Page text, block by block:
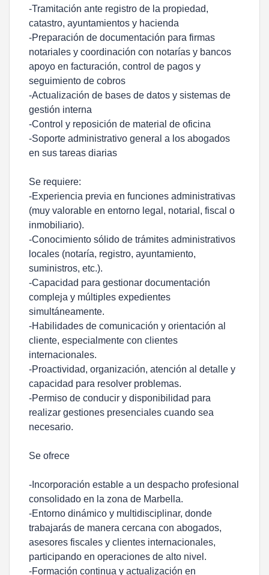
-Tramitación ante registro de la propiedad,
catastro, ayuntamientos y hacienda
-Preparación de documentación para firmas
notariales y coordinación con notarías y bancos
apoyo en facturación, control de pagos y
seguimiento de cobros
-Actualización de bases de datos y sistemas de
gestión interna
-Control y reposición de material de oficina
-Soporte administrativo general a los abogados
en sus tareas diarias
Se requiere:
-Experiencia previa en funciones administrativas
(muy valorable en entorno legal, notarial, fiscal o
inmobiliario).
-Conocimiento sólido de trámites administrativos
locales (notaría, registro, ayuntamiento,
suministros, etc.).
-Capacidad para gestionar documentación
compleja y múltiples expedientes
simultáneamente.
-Habilidades de comunicación y orientación al
cliente, especialmente con clientes
internacionales.
-Proactividad, organización, atención al detalle y
capacidad para resolver problemas.
-Permiso de conducir y disponibilidad para
realizar gestiones presenciales cuando sea
necesario.
Se ofrece
-Incorporación estable a un despacho profesional
consolidado en la zona de Marbella.
-Entorno dinámico y multidisciplinar, donde
trabajarás de manera cercana con abogados,
asesores fiscales y clientes internacionales,
participando en operaciones de alto nivel.
-Formación continua y actualización en